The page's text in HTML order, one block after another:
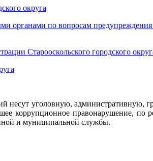
округа
органами по вопросам
Старооскольского городского
несут уголовную, административную,
коррупционное правонарушение, по
и муниципальной службы.